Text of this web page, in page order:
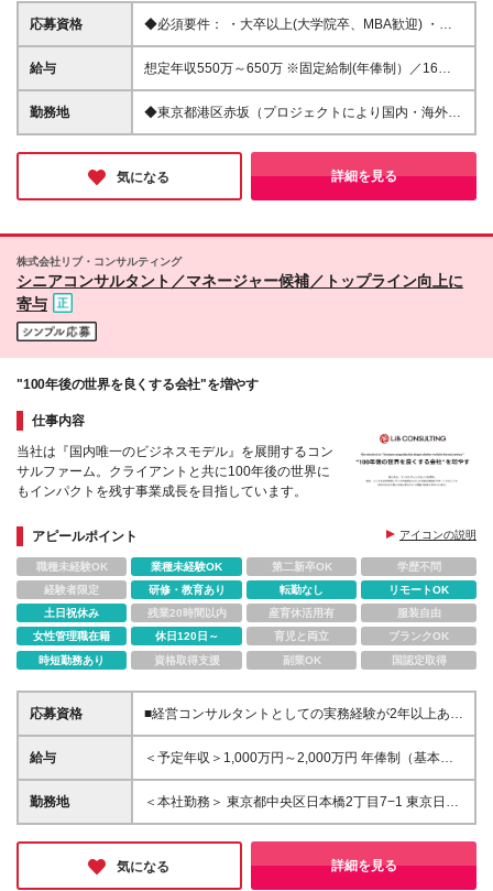
応募資格
◆必須要件： ・大卒以上(大学院卒、MBA歓迎) ・社
会人経験3年～6年程度の方（経験不問） ※コンサル
タントしての素養やマインドを重視します ◆求める
志向をお持ちの方 ・常に問題意識を持ち、自ら考え
行動している方 ・チームで協働しながら業務を進
す ※スポーツビジネスや地方創生に携われるチャンス
もあります
給与
想定年収550万～650万 ※固定給制(年俸制）／16分割
┗標準年俸額の16分の1を毎月支給。6月、12月賞与
を支給。 ※経験・スキルを考慮の上、同社規定により
勤務地
◆東京都港区赤坂（プロジェクトにより国内・海外へ
の短期出張有） 本社：東京都港区赤坂2-17-7 赤坂溜
池タワー ※基本的にクライアント先常駐 (変更の範囲)
上記を除く当社関連勤務地
気になる 詳細を見る
株式会社リブ・コンサルティング
シニアコンサルタント／マネージャー候補／トップライン向上に
寄与
"100年後の世界を良くする会社"を増やす
仕事内容
当社は『国内唯一のビジネスモデル』を展開するコン
サルファーム。クライアントと共に100年後の世界に
もインパクトを残す事業成長を目指しています。
アピールポイント アイコンの説明
職種未経験OK 業種未経験OK 第二新卒OK
学歴不問
経験者限定
研修・教育あり 転勤なし
リモートOK
土日祝休み
残業20時間以内 産育休活用有
服装自由
女性管理職在籍
休日120日～ 育児と両立
ブランクOK
時短勤務あり
資格取得支援 副業OK 国認定取得
応募資格
■経営コンサルタントとしての実務経験が2年以上ある
方
給与
＜予定年収＞1,000万円～2,000万円 年俸制（基本
給）：7,619,052円～15,800,000円（年俸の12分の1
を支給） ※固定残業手当/月：198,413円～766,666円
などを考慮して決定します ※試用期間3ヵ月あり（期
間中の待遇に差異なし）
勤務地
＜本社勤務＞ 東京都中央区日本橋2丁目7−1 東京日本
橋タワー29F ※在宅勤務・リモートワーク：相談可
（週2日リモート） 変更の範囲：会社の定める事業所
（リモートワーク含む）
気になる 詳細を見る